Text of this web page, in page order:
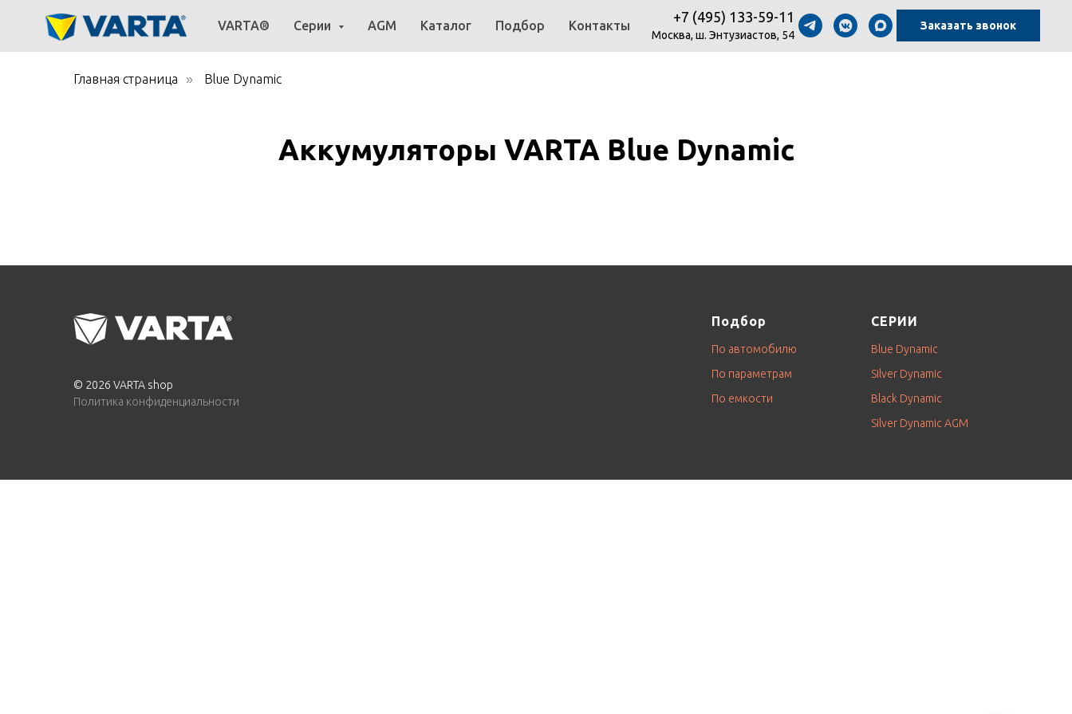
VARTA® Серии AGM Каталог Подбор Контакты
+7 (495) 133-59-11
Москва, ш. Энтузиастов, 54
Заказать звонок
Главная страница » Blue Dynamic
Аккумуляторы VARTA Blue Dynamic
© 2026 VARTA shop
Политика конфиденциальности
Подбор
По автомобилю
По параметрам
По емкости
СЕРИИ
Blue Dynamic
Silver Dynamic
Black Dynamic
Silver Dynamic AGM